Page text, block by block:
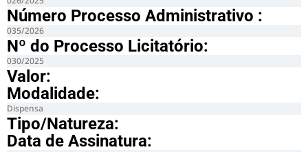
Número Processo Administrativo :
035/2026
Nº do Processo Licitatório:
030/2025
Valor:
Modalidade:
Dispensa
Tipo/Natureza:
Data de Assinatura: